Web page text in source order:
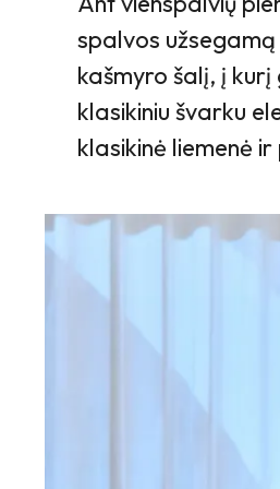
spalvos
kašmyro šalį, į
klasikiniu švarku
klasikinė liemenė